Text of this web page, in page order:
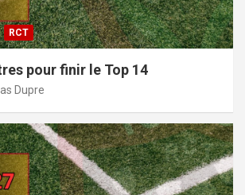
RCT
pour finir le Top 14
Dupre